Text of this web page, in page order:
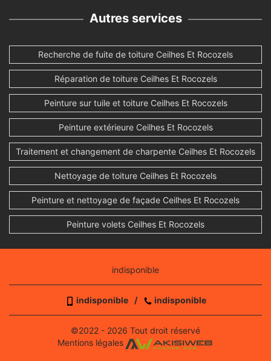
Autres services
Recherche de fuite de toiture Ceilhes Et Rocozels
Réparation de toiture Ceilhes Et Rocozels
Peinture sur tuile et toiture Ceilhes Et Rocozels
Peinture extérieure Ceilhes Et Rocozels
Traitement et changement de charpente Ceilhes Et Rocozels
Nettoyage de toiture Ceilhes Et Rocozels
Peinture et nettoyage de façade Ceilhes Et Rocozels
Peinture volets Ceilhes Et Rocozels
indisponible
indisponible / indisponible
©2022 - 2026 Tout droit réservé
Mentions légales